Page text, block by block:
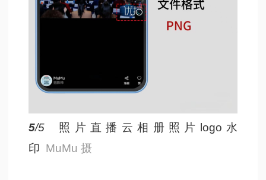
5/5
照片直播云相册照片logo水
印 MuMu 摄